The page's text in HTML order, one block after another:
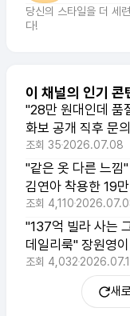
당신의 스타일을 더 세
다!
이 채널의 인기 콘
"28만 원대인데 품
화보 공개 직후 문
여배우의 셋업
조회 35 2026.07.08
"같은 옷 다른 느낌
김연아 착용한 19
트 드레스의 정체
조회 4,110
"137억 빌라 사는
데일리룩" 장원영
만 원대 조거 팬츠
조회 4,032
새